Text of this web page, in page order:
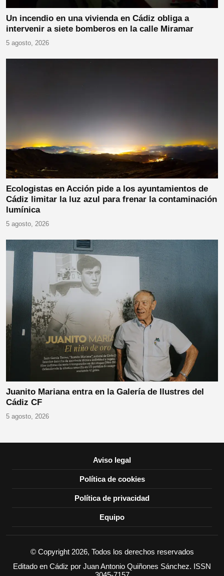
Un incendio en una vivienda en Cádiz obliga a
intervenir a siete bomberos en la calle Miramar
5 agosto, 2026
Ecologistas en Acción pide a los ayuntamientos de
Cádiz limitar la luz azul para frenar la contaminación
lumínica
5 agosto, 2026
Juanito Mariana entra en la Galería de Ilustres del
Cádiz CF
5 agosto, 2026
Aviso legal
Política de cookies
Política de privacidad
Equipo
© Copyright 2026, Todos los derechos reservados
Editado en Cádiz por Juan Antonio Quiñones Sánchez. ISSN